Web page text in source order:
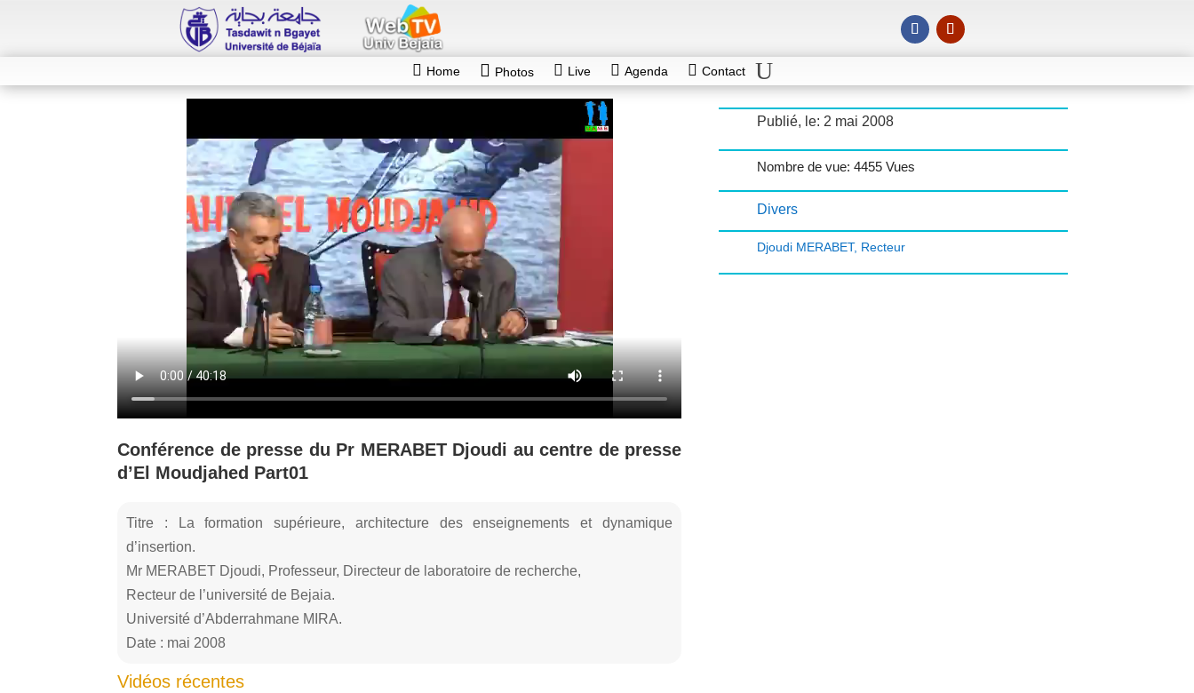
Home Photos Live Agenda Contact
Conférence de presse du Pr MERABET Djoudi au centre de presse
d’El Moudjahed Part01
Titre : La formation supérieure, architecture des enseignements et dynamique
d’insertion.
Mr MERABET Djoudi, Professeur, Directeur de laboratoire de recherche,
Recteur de l’université de Bejaia.
Université d’Abderrahmane MIRA.
Date : mai 2008
Vidéos récentes
Publié, le: 2 mai 2008
Nombre de vue: 4455 Vues
Divers
Djoudi MERABET, Recteur